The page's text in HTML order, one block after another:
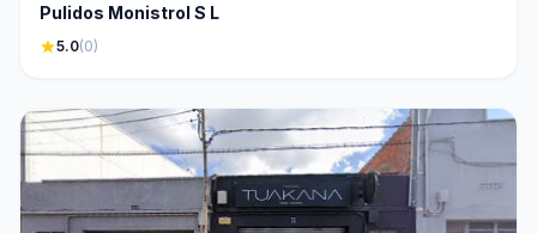
Pulidos Monistrol S L
star5.0(0)